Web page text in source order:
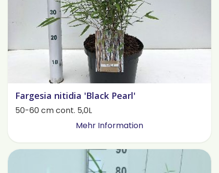
Fargesia nitidia 'Black Pearl'
50-60 cm cont. 5,0L
Mehr Information